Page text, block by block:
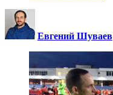
Евгений Шуваев